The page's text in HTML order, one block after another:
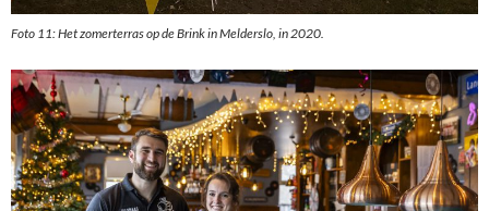
Foto 11: Het zomerterras op de Brink in Melderslo, in 2020.